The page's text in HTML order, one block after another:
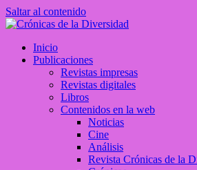
Saltar al contenido
Crónicas de la Diversidad
Plataforma de comunicaciones sobre
Inicio
Publicaciones
Revistas impresas
Revistas digitales
Libros
Contenidos en la web
Noticias
Cine
Análisis
Revista Crónicas de la